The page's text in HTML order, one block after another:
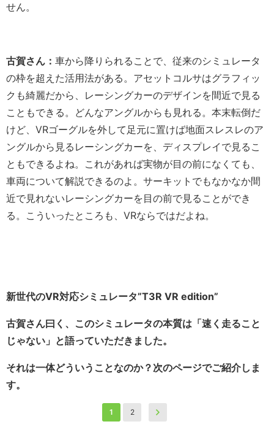
せん。
古賀さん： 車から降りられることで、従来のシミュレータ
の枠を超えた活用法がある。アセットコルサはグラフィッ
クも綺麗だから、レーシングカーのデザインを間近で見る
こともできる。どんなアングルからも見れる。本末転倒だ
けど、VRゴーグルを外して足元に置けば地面スレスレのア
ングルから見るレーシングカーを、ディスプレイで見るこ
ともできるよね。これがあれば実物が目の前になくても、
車両について解説できるのよ。サーキットでもなかなか間
近で見れないレーシングカーを目の前で見ることができ
る。こういったところも、VRならではだよね。
新世代のVR対応シミュレータ”T3R VR edition”
古賀さん曰く、このシミュレータの本質は「速く走ること
じゃない」と語っていただきました。
それは一体どういうことなのか？次のページでご紹介しま
す。
1 2